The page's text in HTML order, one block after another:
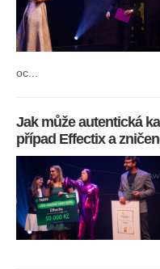
oc...
Jak může autentická
případ Effectix a